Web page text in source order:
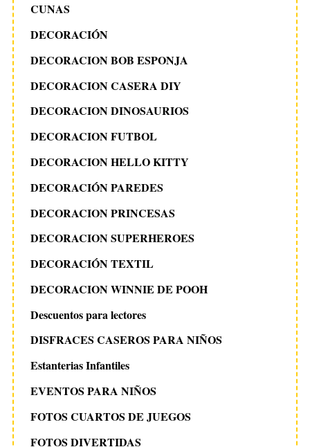
CUNAS
DECORACIÓN
DECORACION BOB ESPONJA
DECORACION CASERA DIY
DECORACION DINOSAURIOS
DECORACION FUTBOL
DECORACION HELLO KITTY
DECORACIÓN PAREDES
DECORACION PRINCESAS
DECORACION SUPERHEROES
DECORACIÓN TEXTIL
DECORACION WINNIE DE POOH
Descuentos para lectores
DISFRACES CASEROS PARA NIÑOS
Estanterias Infantiles
EVENTOS PARA NIÑOS
FOTOS CUARTOS DE JUEGOS
FOTOS DIVERTIDAS